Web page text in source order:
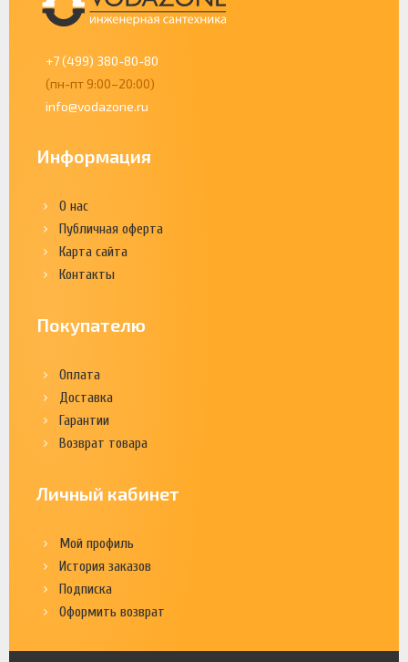
+7 (499) 380-80-80
(пн-пт 9:00–20:00)
info@vodazone.ru
Информация
О нас
Публичная оферта
Карта сайта
Контакты
Покупателю
Оплата
Доставка
Гарантии
Возврат товара
Личный кабинет
Мой профиль
История заказов
Подписка
Оформить возврат